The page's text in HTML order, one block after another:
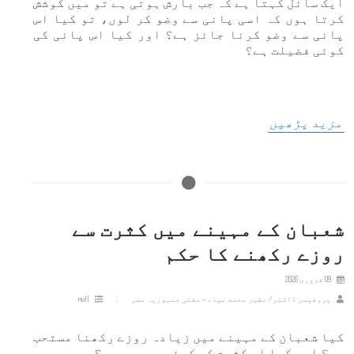
کرتا ہوں کہ اسی پانی سے وضو کر لوں، تو کیا اس
پانی سے وضو کرنا جائز ہے؟ اور کیا اس پانی کی
کوئی فضیلت ہے؟
مزید پڑھیں
شعبان کے مہینے میں کثرت سے
روزے رکھنے کا حکم
پروفیسر ڈاکٹر/ نظیر محمد عیاد - مفتی جمہوریہ مصر
کیا شعبان کے مہینے میں زیادہ روزے رکھنا مستحب